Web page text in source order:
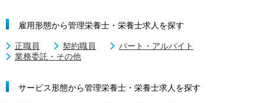
雇用形態から管理栄養士・栄養士求人を探す
正職員 契約職員
パート・アルバイト
業務委託・その他
サービス形態から管理栄養士・栄養士求人を探す